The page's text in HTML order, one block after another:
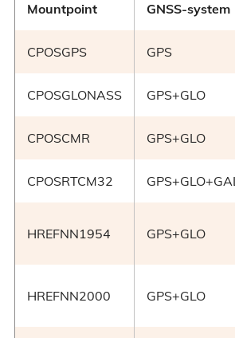
Mountpoint GNSS-system
CPOSGPS GPS
CPOSGLONASS GPS+GLO
CPOSCMR GPS+GLO
CPOSRTCM32
HREFNN1954 GPS+GLO
HREFNN2000 GPS+GLO